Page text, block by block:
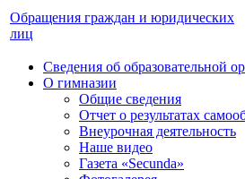
Обращения граждан и юридических
лиц
Сведения об образовательной
О гимназии
Общие сведения
Отчет о результатах
Внеурочная деятельность
Наше видео
Газета «Secunda»